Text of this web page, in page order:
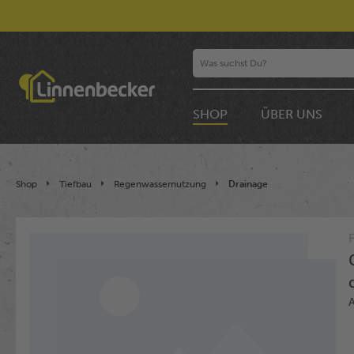
SHOP ÜBER UNS
Shop Tiefbau Regenwassernutzung Drainage